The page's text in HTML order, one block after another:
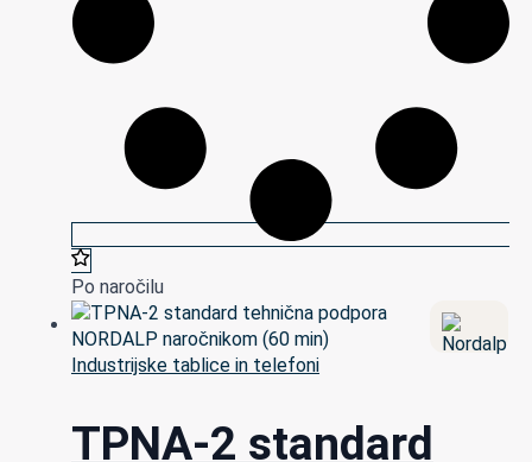
Po naročilu
Industrijske tablice in telefoni
TPNA-2 standard